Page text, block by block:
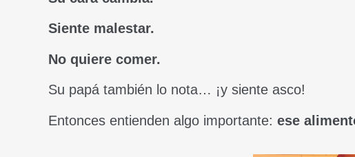
Siente malestar.
No quiere comer.
Su papá también lo nota… ¡y siente asco!
Entonces entienden algo importante: ese